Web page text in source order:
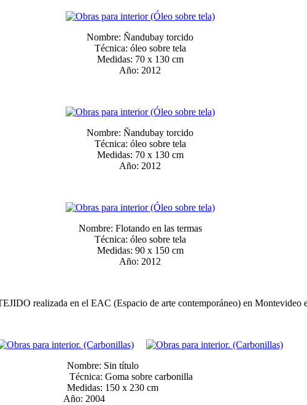
Nombre: Ñandubay torcido
Técnica: óleo sobre tela
Medidas: 70 x 130 cm
Año: 2012
Nombre: Ñandubay torcido
Técnica: óleo sobre tela
Medidas: 70 x 130 cm
Año: 2012
Nombre: Flotando en las termas
Técnica: óleo sobre tela
Medidas: 90 x 150 cm
Año: 2012
realizada en el EAC (Espacio de arte contemporáneo) en Montevideo
Sin título
Técnica: Goma sobre carbonilla
150 x 230 cm
2004